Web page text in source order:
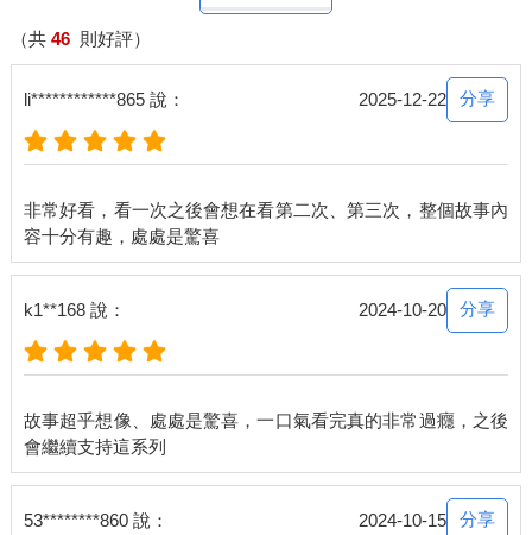
清冷又柔和，像是冬天的山峰飄落綿密的白雪，教人很難不將注
意力聚集在他身上。
封蕭生斂眸，睫毛長得布下陰影，即使不笑也似勾著的唇角，忽
然開口說起一個故事：「某天，有個人醒來，發現自己被關在漆
黑的籠中。好不容易找出方法逃離籠子，卻看見外面一樣漆黑，
四周傳來拖沓的爬行聲，他才發現，原來外面是更大的籠子，並
且將他和不知名的怪物關在一起。很多天以後，他成功活了下
「啊？對啊？為什麼？」田哥聽得專注，下意識脫口而出。
「老頭，這是要自己去猜吧？」阿威沒好氣地罵，同時暗自拚命
思考答案，彷彿最先想出來的人就能證明自己最聰慧。
「幹！什麼老頭？老子才三十歲！」
葉子哥道：「因為他找到方法把怪物殺掉……不對，我幹嘛配合
你的遊戲！你在刻意迴避問題？」
「回去上一個籠子，怪物進不來。」美青看著封蕭生，神情冷
封蕭生莞爾。
「所以，你沒事說故事做什麼？」美青質問。
封蕭生垂頭，指骨叩了叩手錶，還是笑而不語。
其他人看得心裡毛毛的，畢竟這人不知底細，更別提無視規則的
（共 46 則好評）
li************865 說： 2025-12-22 分享
非常好看，看一次之後會想在看第二次、第三次，整個故事內
容十分有趣，處處是驚喜
k1**168 說： 2024-10-20 分享
故事超乎想像、處處是驚喜，一口氣看完真的非常過癮，之後
53********860 說： 2024-10-15 分享